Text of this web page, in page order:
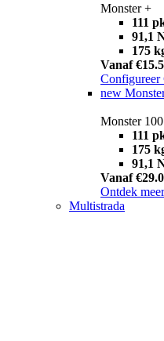
Monster +
111
91,1
175
Vanaf
Configureer
new
Monster 100
111
175
91,1
Vanaf
Ontdek meer
Multistrada